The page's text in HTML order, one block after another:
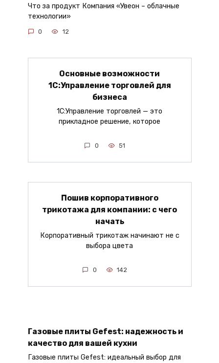
Что за продукт Компания «Увеон – облачные
технологии»
0 12
Основные возможности
1С:Управление торговлей для
бизнеса
1С:Управление торговлей — это
прикладное решение, которое
0 51
Пошив корпоративного
трикотажа для компании: с чего
начать
Корпоративный трикотаж начинают не с
выбора цвета
0 142
Газовые плиты Gefest: надежность и
качество для вашей кухни
Газовые плиты Gefest: идеальный выбор для